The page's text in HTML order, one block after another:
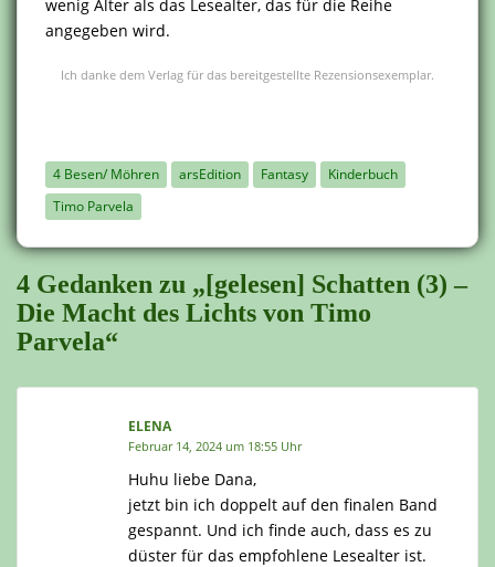
wenig Älter als das Lesealter, das für die Reihe
angegeben wird.
Ich danke dem Verlag für das bereitgestellte Rezensionsexemplar.
4 Besen/ Möhren arsEdition Fantasy
Kinderbuch
Timo Parvela
4 Gedanken zu „[gelesen] Schatten (3) –
Die Macht des Lichts von Timo
Parvela“
ELENA
Februar 14, 2024 um 18:55 Uhr
Huhu liebe Dana,
jetzt bin ich doppelt auf den finalen Band
gespannt. Und ich finde auch, dass es zu
düster für das empfohlene Lesealter ist.